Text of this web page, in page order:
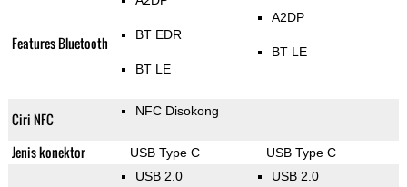
Features Bluetooth BT EDR
BT LE
A2DP
BT LE
Ciri NFC NFC Disokong
Jenis konektor USB Type C USB Type C
USB 2.0 USB 2.0